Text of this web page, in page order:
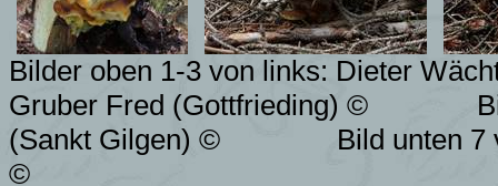
Bilder oben 1-3 von links: Dieter
Gruber Fred (Gottfrieding) ©
(Sankt Gilgen) ©
Bild unten
©